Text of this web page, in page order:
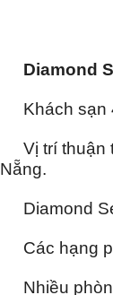
Diamond
Khách sạn
Vị trí thuận
Nẵng.
Diamond
Các hạng
Nhiều